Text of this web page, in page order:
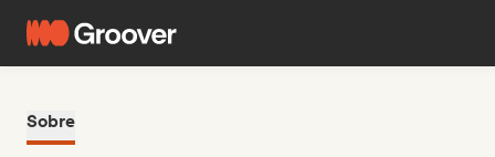
Sobre